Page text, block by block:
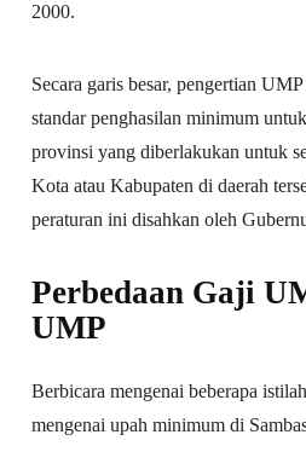
2000.
Secara garis besar, pengertian
standar penghasilan minimum
provinsi yang diberlakukan untuk
Kota atau Kabupaten di daerah
peraturan ini disahkan oleh
Perbedaan Gaji
UMP
Berbicara mengenai beberapa
mengenai upah minimum di